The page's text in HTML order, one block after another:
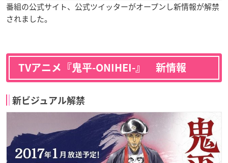
番組の公式サイト、公式ツイッターがオープンし新情報が解禁
されました。
TVアニメ『鬼平-ONIHEI-』 新情報
新ビジュアル解禁